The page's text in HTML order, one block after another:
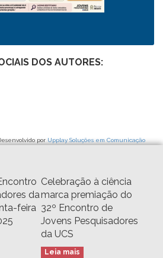
DOS AUTORES:
por Upplay Soluções em Comunicação
da
feira
Celebração à ciência
marca premiação do
32º Encontro de
Jovens Pesquisadores
da UCS
Leia mais